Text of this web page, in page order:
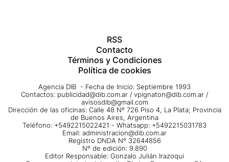
RSS
Contacto
Términos y Condiciones
Política de cookies
Agencia DIB - Fecha de Inicio: Septiembre 1993
Contactos: publicidad@dib.com.ar / vpignaton@dib.com.ar /
avisosdib@gmail.com
Dirección de las oficinas: Calle 48 Nº 726 Piso 4, La Plata; Provincia
de Buenos Aires, Argentina
Teléfono: +5492215022421 - Whatsapp: +5492215031783
Email: administracion@dib.com.ar
Registro DNDA Nº 32644856
Nº de edición: 9.890
Editor Responsable: Gonzalo Julián Irazoqui